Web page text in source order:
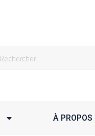
À PROPOS